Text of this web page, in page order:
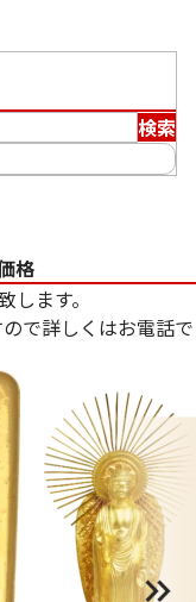
検索
格
ます。
で詳しくはお電話で